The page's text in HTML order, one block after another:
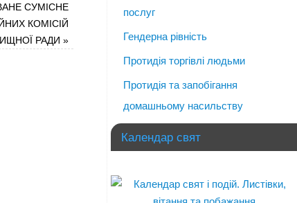
СУМІСНЕ
КОМІСІЙ
РАДИ»
послуг
Гендерна рівність
Протидія торгівлі людьми
Протидія та запобігання
домашньому насильству
Календар свят